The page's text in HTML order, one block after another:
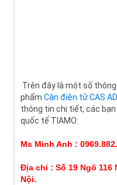
Trên đây là một số
phẩm Cân điện tử CAS
thông tin chi tiết, các bạn
quốc tế TIAMO:
Ms Minh Anh :
Địa chỉ : Số 19 Ngõ 116
Nội.